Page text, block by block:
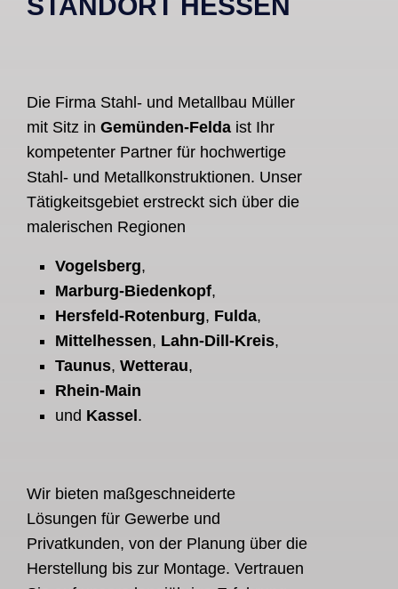
STANDORT HESSEN
Die Firma Stahl- und Metallbau Müller
mit Sitz in Gemünden-Felda ist Ihr
kompetenter Partner für hochwertige
Stahl- und Metallkonstruktionen. Unser
Tätigkeitsgebiet erstreckt sich über die
malerischen Regionen
Vogelsberg,
Marburg-Biedenkopf,
Hersfeld-Rotenburg, Fulda,
Mittelhessen, Lahn-Dill-Kreis,
Taunus, Wetterau,
Rhein-Main
und Kassel .
Wir bieten maßgeschneiderte
Lösungen für Gewerbe und
Privatkunden, von der Planung über die
Herstellung bis zur Montage. Vertrauen